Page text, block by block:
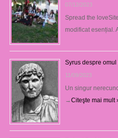
07/12/2023
Spread the
modificat esențial.
Syrus despre
11/09/2023
Un singur
→Citeşte mai mult